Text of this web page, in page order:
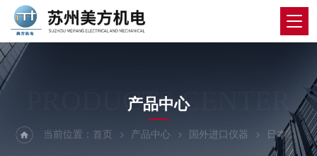
PRODUCTS CENTER
产品中心
当前位置：首页 产品中心 国外进口仪器 日本东京